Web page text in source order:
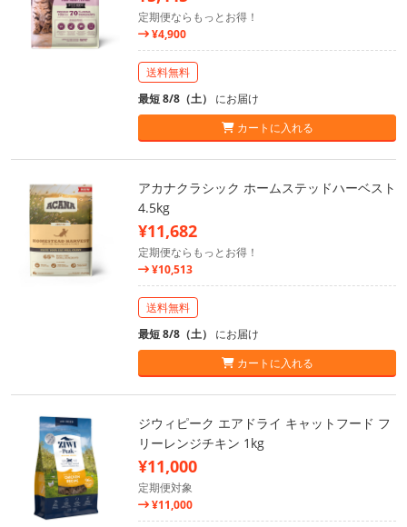
定期便ならもっとお得！
¥4,900
送料無料
最短 8/8（土） にお届け
カートに入れる
アカナクラシック ホームステッドハーベスト
4.5kg
¥11,682
定期便ならもっとお得！
¥10,513
送料無料
最短 8/8（土） にお届け
カートに入れる
ジウィピーク エアドライ キャットフード フ
リーレンジチキン 1kg
¥11,000
定期便対象
¥11,000